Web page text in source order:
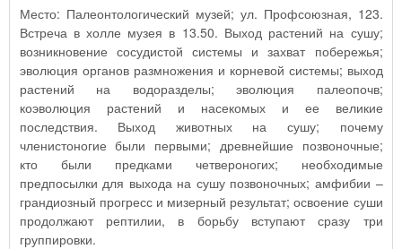
Место: Палеонтологический музей; ул. Профсоюзная, 123.
Встреча в холле музея в 13.50. Выход растений на сушу;
возникновение сосудистой системы и захват побережья;
эволюция органов размножения и корневой системы; выход
растений на водоразделы; эволюция палеопочв;
коэволюция растений и насекомых и ее великие
последствия. Выход животных на сушу; почему
членистоногие были первыми; древнейшие позвоночные;
кто были предками четвероногих; необходимые
предпосылки для выхода на сушу позвоночных; амфибии –
грандиозный прогресс и мизерный результат; освоение суши
продолжают рептилии, в борьбу вступают сразу три
группировки.